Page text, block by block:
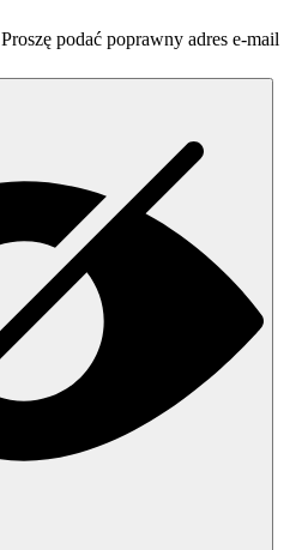
Proszę podać poprawny adres e-mail